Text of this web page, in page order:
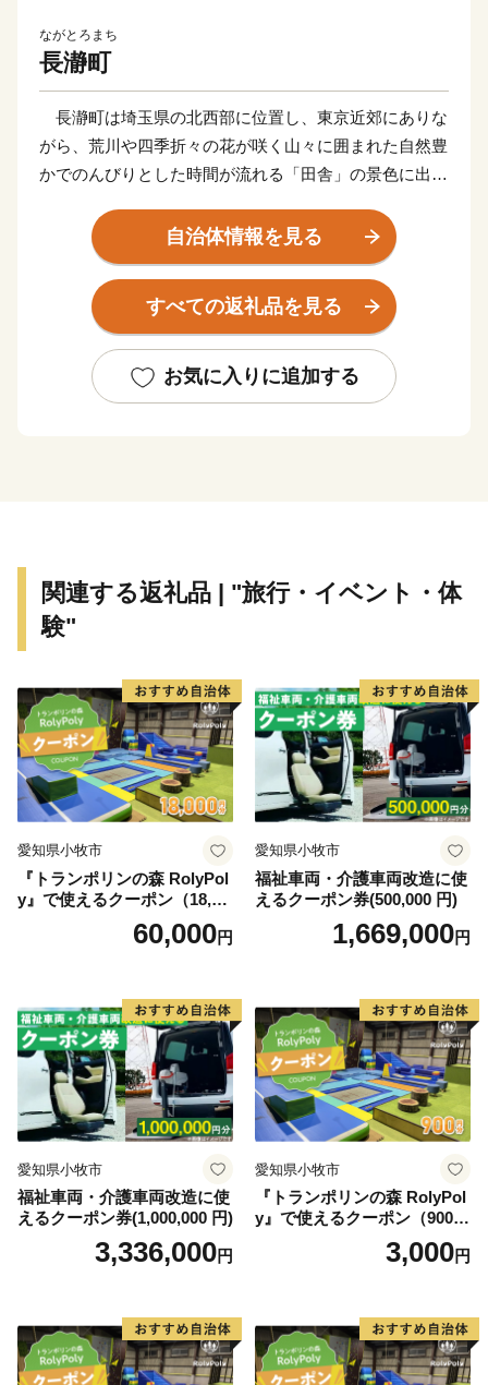
ながとろまち
長瀞町
長瀞町は埼玉県の北西部に位置し、東京近郊にありな
がら、荒川や四季折々の花が咲く山々に囲まれた自然豊
かでのんびりとした時間が流れる「田舎」の景色に出会
れた岩畳は、地質学的にも貴重であるとともに、長瀞町
を象徴する美しい風景となっており、一帯が、国の名勝
及び天然記念物に指定されています。また、風景だけで
なく、ミシュラン・グリーンガイド・ジャポン一つ星を
ティング等のアクティビティも楽しむことができ、年間
３００万人の観光客の皆さんに訪れていただいていま
特に、結婚から出産・子育てまで切れ目のない支援を積
極的に取り組んでおり、子育て・若者世代の方やその子
た、観光客の方に更に楽しんでいただけるように観光施
策にも力を入れています。子どもたちをはじめとした町
民の方、観光客の方の笑顔で溢れるまちづくりを行って
参りますので温かいご支援、寄附金を心よりお待ちして
おります。そして、一年中いつ訪れても魅力いっぱいの
観光地「長瀞」へ是非遊びに来て楽しんでください！
※お礼品の贈呈は、町外にお住まいの方です。
※同一年内で複数回の寄附を行った場合でも、都度お礼
自治体情報を見る
すべての返礼品を見る
お気に入りに追加する
関連する返礼品 | "旅行・イベント・体
験"
愛知県小牧市
『トランポリンの森 RolyPol
y』で使えるクーポン（18,00
60,000円
愛知県小牧市
福祉車両・介護車両改造に使
えるクーポン券(500,000 円)
1,669,000円
愛知県小牧市
福祉車両・介護車両改造に使
えるクーポン券(1,000,000 円)
3,336,000円
愛知県小牧市
『トランポリンの森 RolyPol
y』で使えるクーポン（900
3,000円